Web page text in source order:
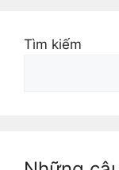
Tìm kiếm